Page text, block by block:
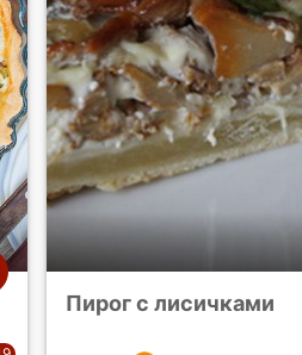
Пирог с лисичками